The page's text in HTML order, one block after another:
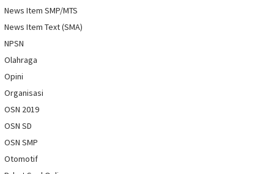
News Item SMP/MTS
News Item Text (SMA)
NPSN
Olahraga
Opini
Organisasi
OSN 2019
OSN SD
OSN SMP
Otomotif